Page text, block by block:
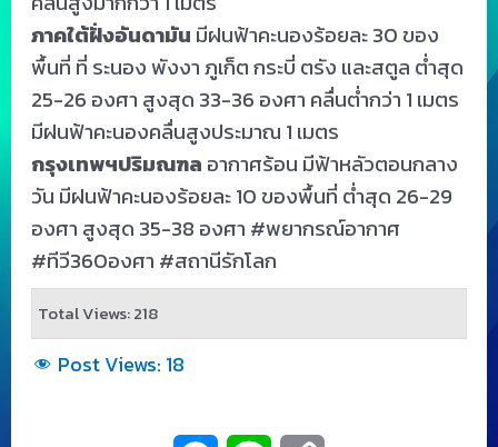
ภาคใต้ฝั่งอันดามัน มีฝนฟ้าคะนองร้อยละ 30 ของ
พื้นที่ ที่ ระนอง พังงา ภูเก็ต กระบี่ ตรัง และสตูล ต่ำสุด
25-26 องศา สูงสุด 33-36 องศา คลื่นต่ำกว่า 1 เมตร
มีฝนฟ้าคะนองคลื่นสูงประมาณ 1 เมตร
กรุงเทพฯปริมณฑล อากาศร้อน มีฟ้าหลัวตอนกลาง
วัน มีฝนฟ้าคะนองร้อยละ 10 ของพื้นที่ ต่ำสุด 26-29
องศา สูงสุด 35-38 องศา #พยากรณ์อากาศ
#ทีวี360องศา #สถานีรักโลก
Total Views: 218
Post Views: 18